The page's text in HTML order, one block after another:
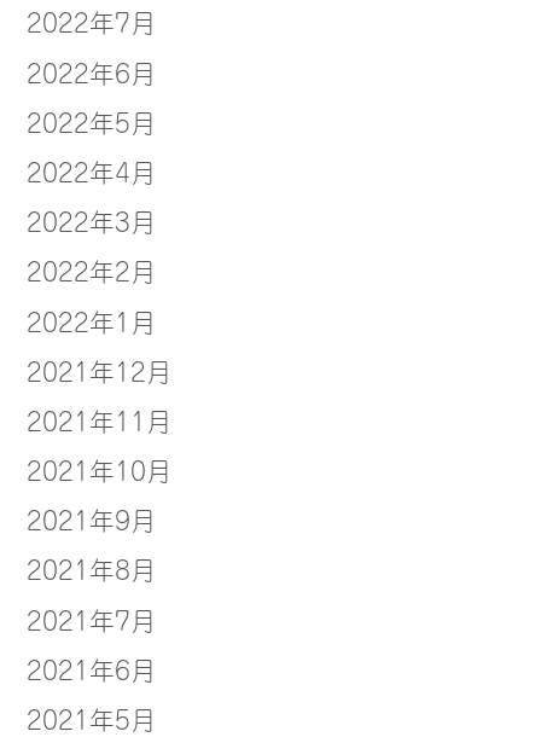
2022年7月
2022年6月
2022年5月
2022年4月
2022年3月
2022年2月
2022年1月
2021年12月
2021年11月
2021年10月
2021年9月
2021年8月
2021年7月
2021年6月
2021年5月